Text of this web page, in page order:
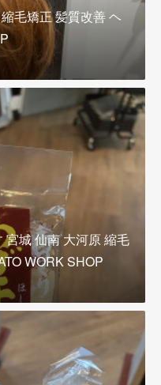
毛矯正 髪質改善 ヘ
城 仙南 大河原 縮毛
WORK SHOP